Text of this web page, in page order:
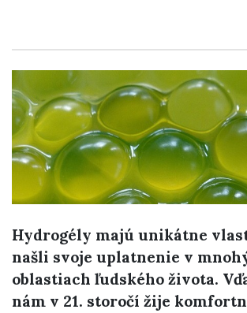
Hydrogély majú unikátne
našli svoje uplatnenie v
oblastiach ľudského života.
nám v 21. storočí žije